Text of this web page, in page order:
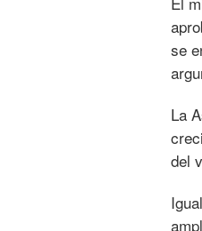
se
La
del